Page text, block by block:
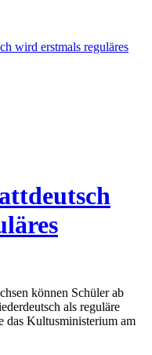
wird erstmals reguläres
können Schüler ab
als reguläre
das Kultusministerium am